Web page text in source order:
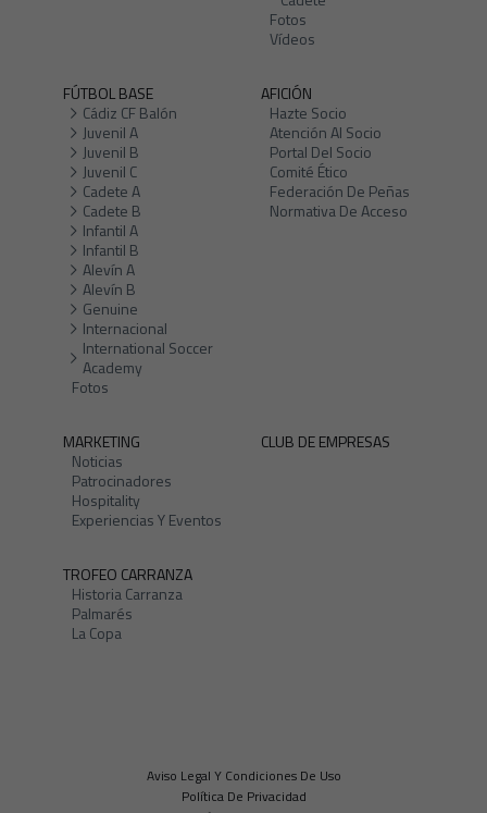
Fotos
Vídeos
FÚTBOL BASE
Cádiz CF Balón
Juvenil A
Juvenil B
Juvenil C
Cadete A
Cadete B
Infantil A
Infantil B
Alevín A
Alevín B
Genuine
Internacional
International Soccer
Academy
Fotos
AFICIÓN
Hazte Socio
Atención Al Socio
Portal Del Socio
Comité Ético
Federación De Peñas
Normativa De Acceso
MARKETING
Noticias
Patrocinadores
Hospitality
Experiencias Y Eventos
CLUB DE EMPRESAS
TROFEO CARRANZA
Historia Carranza
Palmarés
La Copa
Aviso Legal Y Condiciones De Uso
Política De Privacidad